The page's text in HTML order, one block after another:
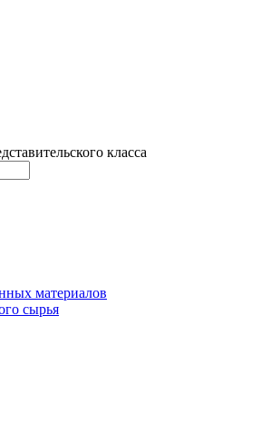
класса
материалов
сырья